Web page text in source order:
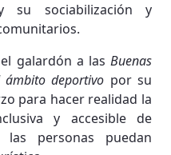
sociabilización y
galardón a las Buenas
ámbito deportivo por su
para hacer realidad la
y accesible de
personas puedan